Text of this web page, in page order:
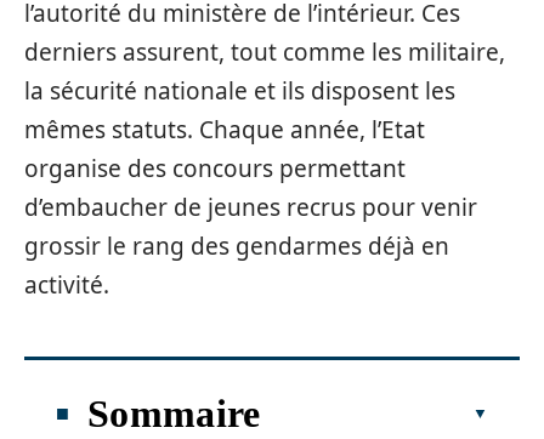
l’autorité du ministère de l’intérieur. Ces
derniers assurent, tout comme les militaire,
la sécurité nationale et ils disposent les
mêmes statuts. Chaque année, l’Etat
organise des concours permettant
d’embaucher de jeunes recrus pour venir
grossir le rang des gendarmes déjà en
activité.
Sommaire